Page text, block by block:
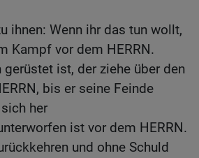
ihnen: Wenn ihr das tun wollt,
Kampf vor dem HERRN.
gerüstet ist, der ziehe über den
bis er seine Feinde
her
ist vor dem HERRN.
und ohne Schuld